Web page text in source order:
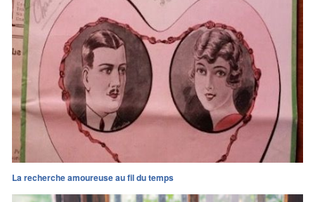
La recherche amoureuse au fil du temps